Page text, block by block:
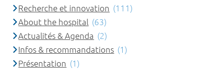
Recherche et innovation (111)
About the hospital (63)
Actualités & Agenda (2)
Infos & recommandations (1)
Présentation (1)